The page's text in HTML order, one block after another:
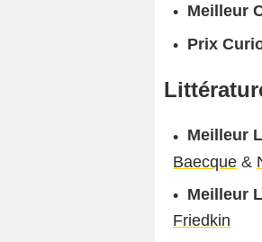
Meilleur
Prix
Meilleur
Baecque &
Meilleur
Friedkin